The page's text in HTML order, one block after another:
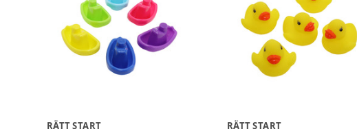
RÄTT START
RÄTT START